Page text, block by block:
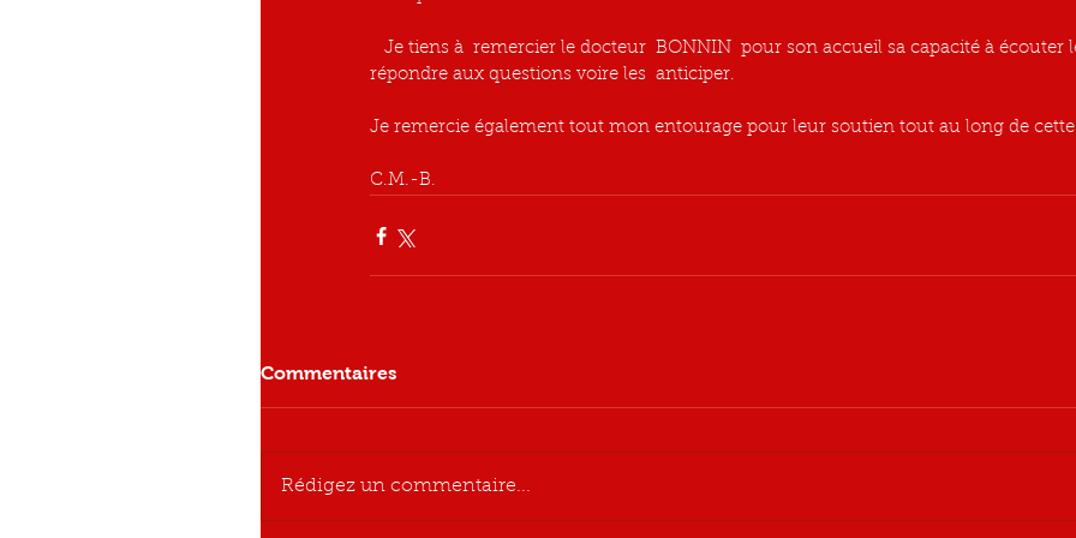
répondre aux questions voire les  anticiper.
Je remercie également tout mon entourage pour leur soutien tout au long de cette
C.M.-B.
Commentaires
Rédigez un commentaire...